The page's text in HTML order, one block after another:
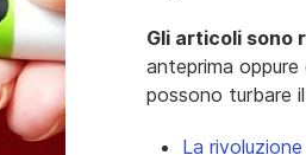
Gli articoli sono
anteprima
possono turbare
La